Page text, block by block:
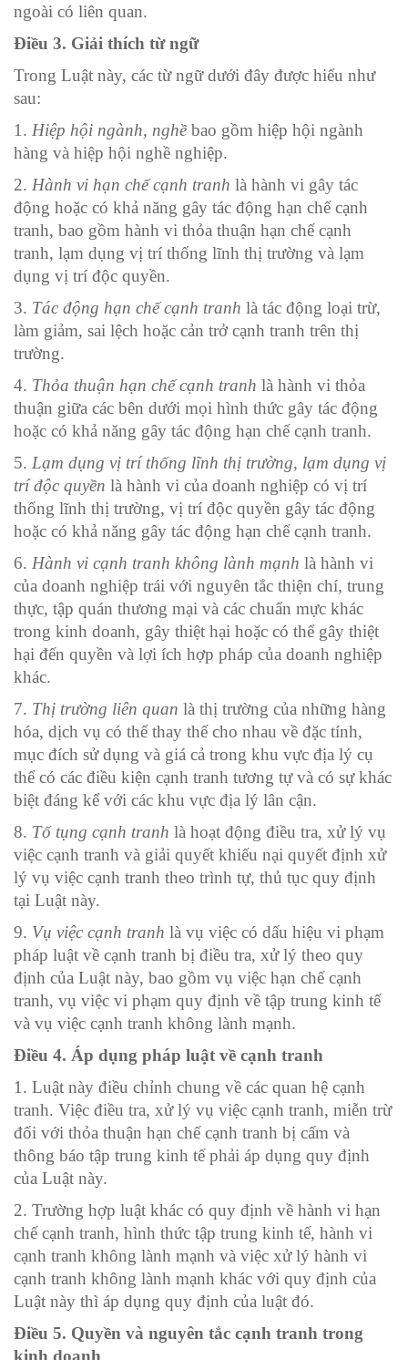
ngoài có liên quan.
Điều 3. Giải thích từ ngữ
Trong Luật này, các từ ngữ dưới đây được hiểu như
sau:
1. Hiệp hội ngành, nghềbao gồm hiệp hội ngành
hàng và hiệp hội nghề nghiệp.
2. Hành vi hạn chế cạnh tranh là hành vi gây tác
động hoặc có khả năng gây tác động hạn chế cạnh
tranh, bao gồm hành vi thỏa thuận hạn chế cạnh
tranh, lạm dụng vị trí thống lĩnh thị trường và lạm
dụng vị trí độc quyền.
3. Tác động hạn chế cạnh tranh là tác động loại trừ,
làm giảm, sai lệch hoặc cản trở cạnh tranh trên thị
trường.
4. Thỏa thuận hạn chế cạnh tranh là hành vi thỏa
thuận giữa các bên dưới mọi hình thức gây tác động
hoặc có khả năng gây tác động hạn chế cạnh tranh.
5. Lạm dụng vị trí thống lĩnh thị trường, lạm dụng vị
trí độc quyền là hành vi của doanh nghiệp có vị trí
thống lĩnh thị trường, vị trí độc quyền gây tác động
hoặc có khả năng gây tác động hạn chế cạnh tranh.
6. Hành vi cạnh tranh không lành mạnh là hành vi
của doanh nghiệp trái với nguyên tắc thiện chí, trung
thực, tập quán thương mại và các chuẩn mực khác
trong kinh doanh, gây thiệt hại hoặc có thể gây thiệt
hại đến quyền và lợi ích hợp pháp của doanh nghiệp
khác.
7. Thị trường liên quan là thị trường của những hàng
hóa, dịch vụ có thể thay thế cho nhau về đặc tính,
mục đích sử dụng và giá cả trong khu vực địa lý cụ
thể có các điều kiện cạnh tranh tương tự và có sự khác
biệt đáng kể với các khu vực địa lý lân cận.
8. Tố tụng cạnh tranh là hoạt động điều tra, xử lý vụ
việc cạnh tranh và giải quyết khiếu nại quyết định xử
lý vụ việc cạnh tranh theo trình tự, thủ tục quy định
tại Luật này.
9. Vụ việc cạnh tranh là vụ việc có dấu hiệu vi phạm
pháp luật về cạnh tranh bị điều tra, xử lý theo quy
định của Luật này, bao gồm vụ việc hạn chế cạnh
tranh, vụ việc vi phạm quy định về tập trung kinh tế
và vụ việc cạnh tranh không lành mạnh.
Điều 4. Áp dụng pháp luật về cạnh tranh
1. Luật này điều chỉnh chung về các quan hệ cạnh
tranh. Việc điều tra, xử lý vụ việc cạnh tranh, miễn trừ
đối với thỏa thuận hạn chế cạnh tranh bị cấm và
thông báo tập trung kinh tế phải áp dụng quy định
của Luật này.
2. Trường hợp luật khác có quy định về hành vi hạn
chế cạnh tranh, hình thức tập trung kinh tế, hành vi
cạnh tranh không lành mạnh và việc xử lý hành vi
cạnh tranh không lành mạnh khác với quy định của
Luật này thì áp dụng quy định của luật đó.
Điều 5. Quyền và nguyên tắc cạnh tranh trong